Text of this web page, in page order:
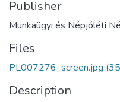
Publisher
Munkaügyi és Népjóléti
Files
PL007276_screen.jpg
Description